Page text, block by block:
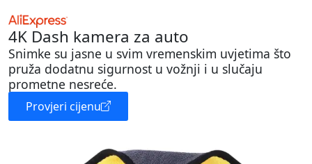
4K Dash kamera za auto
Snimke su jasne u svim vremenskim uvjetima što
pruža dodatnu sigurnost u vožnji i u slučaju
prometne nesreće.
Provjeri cijenu